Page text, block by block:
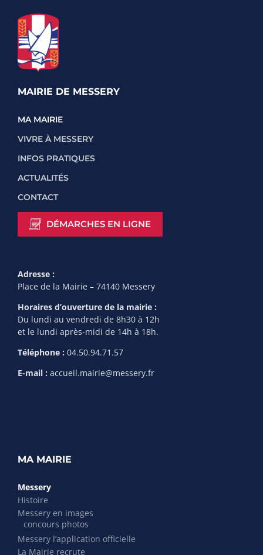
MAIRIE DE MESSERY
MA MAIRIE
VIVRE À MESSERY
INFOS PRATIQUES
ACTUALITÉS
CONTACT
DÉMARCHES EN LIGNE
Adresse :
Place de la Mairie – 74140 Messery
Horaires d’ouverture de la mairie :
Du lundi au vendredi de 8h30 à 12h
et le lundi après-midi de 14h à 18h.
Téléphone : 04.50.94.71.57
E-mail : accueil.mairie@messery.fr
MA MAIRIE
Messery
Histoire
Messery en images
concours photos
Messery l’application officielle
La Mairie recrute